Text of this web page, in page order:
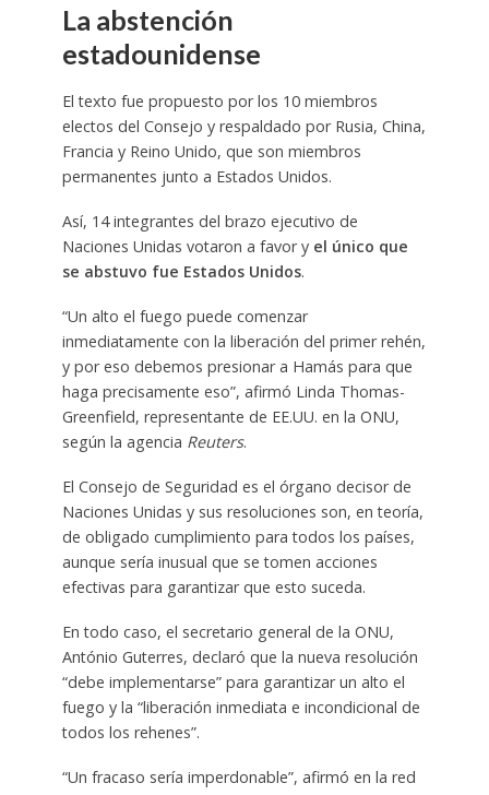
La abstención
estadounidense
El texto fue propuesto por los 10 miembros
electos del Consejo y respaldado por Rusia, China,
Francia y Reino Unido, que son miembros
permanentes junto a Estados Unidos.
Así, 14 integrantes del brazo ejecutivo de
Naciones Unidas votaron a favor y el único que
se abstuvo fue Estados Unidos.
“Un alto el fuego puede comenzar
inmediatamente con la liberación del primer rehén,
y por eso debemos presionar a Hamás para que
haga precisamente eso”, afirmó Linda Thomas-
Greenfield, representante de EE.UU. en la ONU,
según la agencia Reuters.
El Consejo de Seguridad es el órgano decisor de
Naciones Unidas y sus resoluciones son, en teoría,
de obligado cumplimiento para todos los países,
aunque sería inusual que se tomen acciones
efectivas para garantizar que esto suceda.
En todo caso, el secretario general de la ONU,
António Guterres, declaró que la nueva resolución
“debe implementarse” para garantizar un alto el
fuego y la “liberación inmediata e incondicional de
todos los rehenes”.
“Un fracaso sería imperdonable”, afirmó en la red